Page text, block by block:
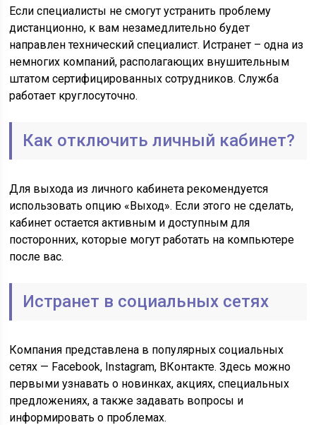
Если специалисты не смогут устранить проблему
дистанционно, к вам незамедлительно будет
направлен технический специалист. Истранет – одна из
немногих компаний, располагающих внушительным
штатом сертифицированных сотрудников. Служба
работает круглосуточно.
Как отключить личный кабинет?
Для выхода из личного кабинета рекомендуется
использовать опцию «Выход». Если этого не сделать,
кабинет остается активным и доступным для
посторонних, которые могут работать на компьютере
после вас.
Истранет в социальных сетях
Компания представлена в популярных социальных
сетях — Facebook, Instagram, ВКонтакте. Здесь можно
первыми узнавать о новинках, акциях, специальных
предложениях, а также задавать вопросы и
информировать о проблемах.